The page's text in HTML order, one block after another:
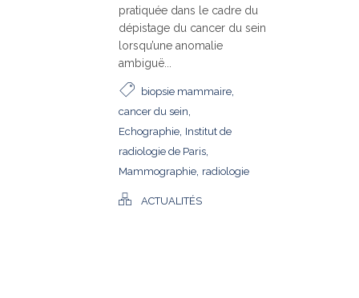
pratiquée dans le cadre du
dépistage du cancer du sein
lorsqu’une anomalie
ambiguë...
biopsie mammaire
cancer du sein
Echographie Institut de
radiologie de Paris
Mammographie radiologie
ACTUALITÉS